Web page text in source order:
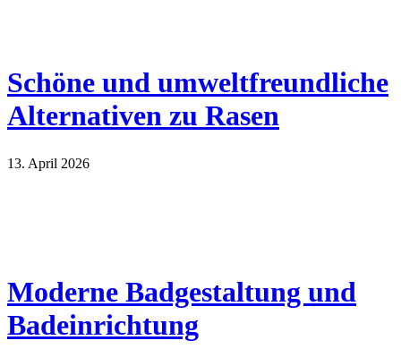
Schöne und umweltfreundliche
Alternativen zu Rasen
13. April 2026
Moderne Badgestaltung und
Badeinrichtung